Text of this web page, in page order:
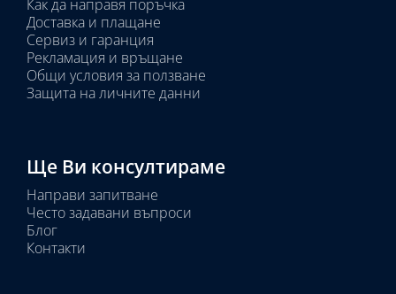
Как да направя поръчка
Доставка и плащане
Сервиз и гаранция
Рекламация и връщане
Общи условия за ползване
Защита на личните данни
Ще Ви консултираме
Направи запитване
Често задавани въпроси
Блог
Контакти